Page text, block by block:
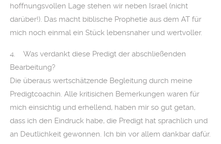
hoffnungsvollen Lage stehen wir neben Israel (nicht
darüber!). Das macht biblische Prophetie aus dem AT für
mich noch einmal ein Stück lebensnaher und wertvoller.
4. Was verdankt diese Predigt der abschließenden
Bearbeitung?
Die überaus wertschätzende Begleitung durch meine
Predigtcoachin. Alle kritisichen Bemerkungen waren für
mich einsichtig und erhellend, haben mir so gut getan,
dass ich den Eindruck habe, die Predigt hat sprachlich und
an Deutlichkeit gewonnen. Ich bin vor allem dankbar dafür.